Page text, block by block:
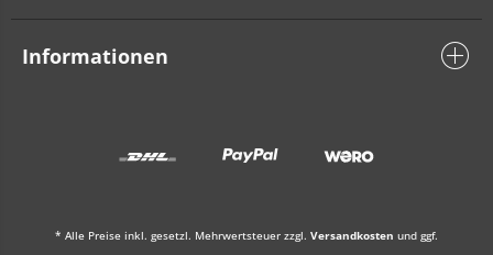
Informationen
* Alle Preise inkl. gesetzl. Mehrwertsteuer zzgl. Versandkosten und ggf.